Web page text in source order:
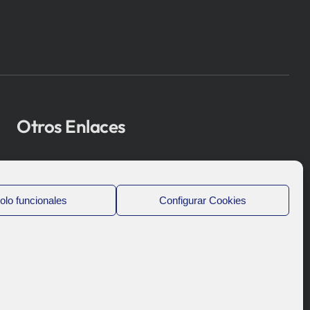
funcionales Configurar Cookies
Otros Enlaces
Bioef
Gobierno Vasco